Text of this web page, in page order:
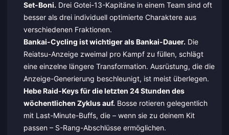
Set-Boni. Drei Gotei-13-Kapitäne in einem Team sind oft
besser als drei individuell optimierte Charaktere aus
verschiedenen Fraktionen.
Bankai-Cycling ist wichtiger als Bankai-Dauer. Die
Reiatsu-Anzeige zweimal pro Kampf zu füllen, schlägt
eine einzelne längere Transformation. Ausrüstung, die die
Anzeige-Generierung beschleunigt, ist meist überlegen.
Hebe Raid-Keys für die letzten 24 Stunden des
wöchentlichen Zyklus auf. Bosse rotieren gelegentlich
mit Last-Minute-Buffs, die – wenn sie zu deinem Kit
passen – S-Rang-Abschlüsse ermöglichen.